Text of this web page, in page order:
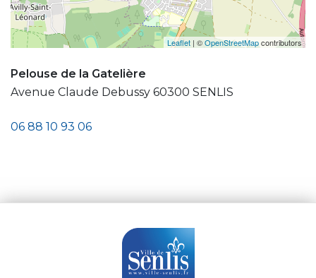
Leaflet | ©OpenStreetMapcontributors
Pelouse de la Gatelière
Avenue Claude Debussy 60300 SENLIS
06 88 10 93 06